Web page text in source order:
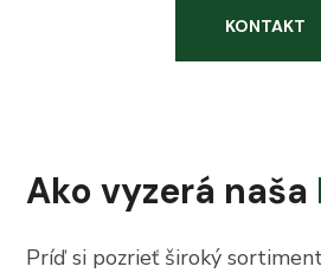
KONTAKT
Ako vyzerá naša
Príď si pozrieť široký